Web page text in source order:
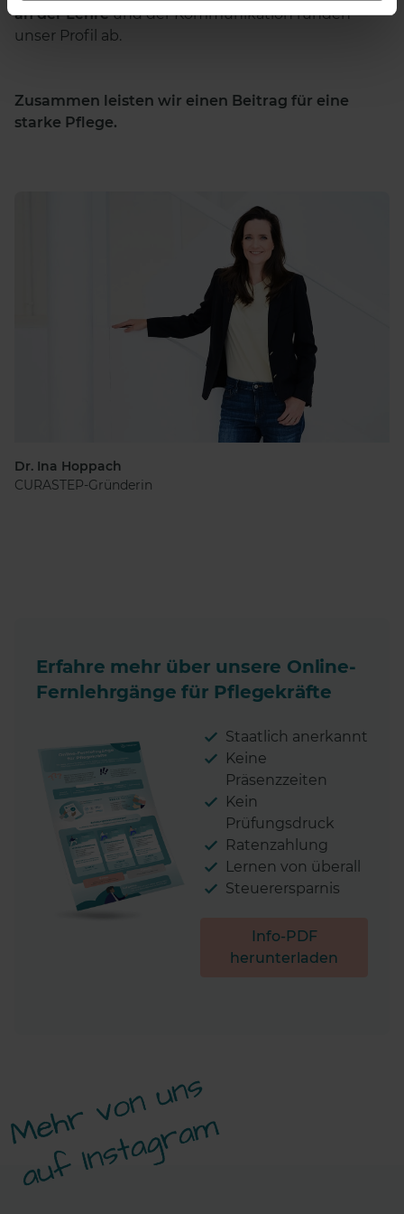
an der Lehreund der Kommunikation runden
unser Profil ab.
Zusammen leisten wir einen Beitrag für eine
starke Pflege.
Dr. Ina Hoppach
CURASTEP-Gründerin
Erfahre mehr über unsere Online-
Fernlehrgänge für Pflegekräfte
Staatlich anerkannt
Keine
Präsenzzeiten
Kein
Prüfungsdruck
Ratenzahlung
Lernen von überall
Steuerersparnis
Info-PDF
herunterladen